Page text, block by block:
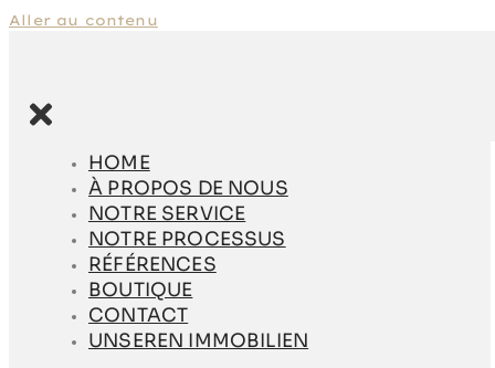
Aller au contenu
HOME
À PROPOS DE NOUS
NOTRE SERVICE
NOTRE PROCESSUS
RÉFÉRENCES
BOUTIQUE
CONTACT
UNSEREN IMMOBILIEN
À PROPOS DE
NOUS
NOTRE SERVICE
NOTRE
PROCESSUS
RÉFÉRENCES
BOUTIQUE
CONTACT